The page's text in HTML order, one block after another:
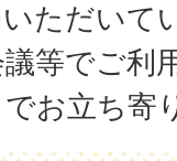
ただいて
等でご利
お立ち寄